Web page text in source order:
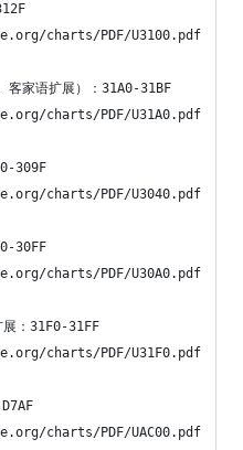
charts/PDF/U3100.pdf
客家语扩展）：31A0-31BF
charts/PDF/U31A0.pdf
309F
charts/PDF/U3040.pdf
30FF
charts/PDF/U30A0.pdf
展：31F0-31FF
charts/PDF/U31F0.pdf
charts/PDF/UAC00.pdf